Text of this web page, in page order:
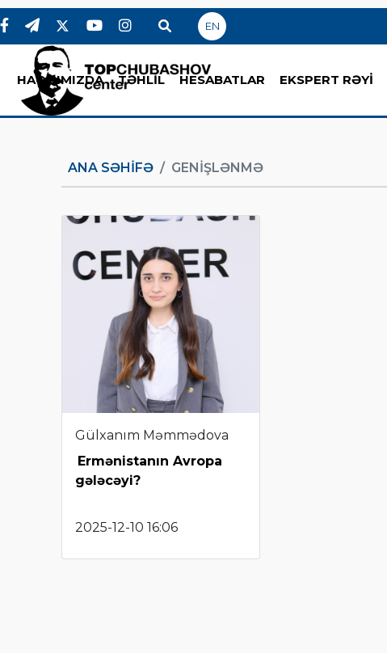
EN
HAQQIMIZDA TƏHLİL HESABATLAR EKSPERT RƏYİ
ANA SƏHIFƏ GENIŞLƏNMƏ
Gülxanım Məmmədova
Ermənistanın Avropa
gələcəyi?
2025-12-10 16:06